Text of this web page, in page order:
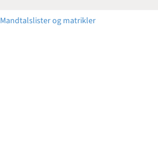
Mandtalslister og matrikler